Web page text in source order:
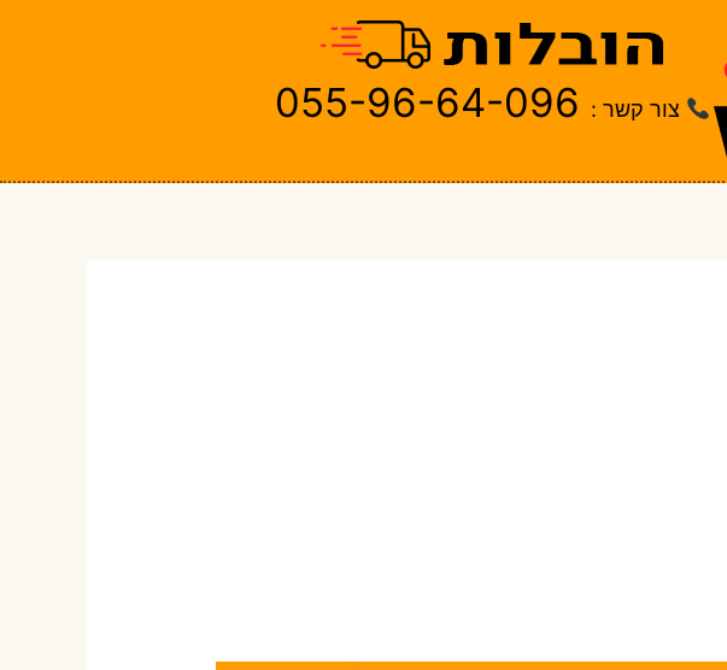
צור קשר : 055-96-64-096